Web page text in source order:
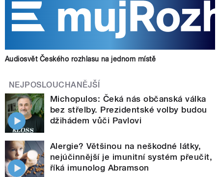
Audiosvět Českého rozhlasu na jednom místě
NEJPOSLOUCHANĚJŠÍ
Michopulos: Čeká nás občanská válka
bez střelby. Prezidentské volby budou
džihádem vůči Pavlovi
Alergie? Většinou na neškodné látky,
nejúčinnější je imunitní systém přeučit,
říká imunolog Abramson